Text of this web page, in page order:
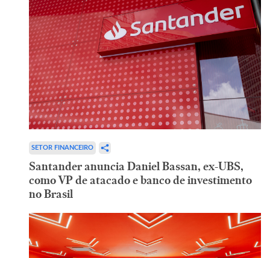
SETOR FINANCEIRO
Santander anuncia Daniel Bassan, ex-UBS,
como VP de atacado e banco de investimento
no Brasil